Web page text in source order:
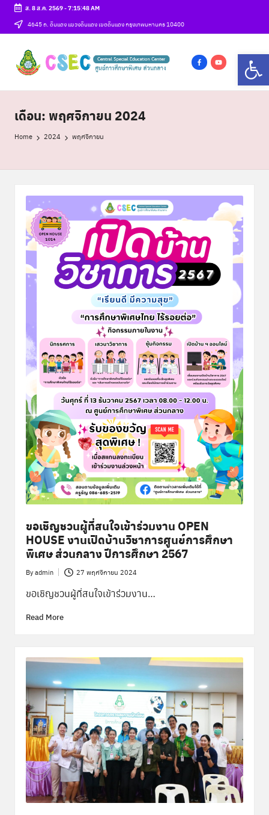
Skip
content
ส. 8 ส.ค. 2569-7:15:50 AM
4645 ถ. ดินแดง แขวงดินแดง เขตดินแดง กรุงเทพมหานคร 10400
ศู
น
ก
า
ร
ก
ษ
พิ
ษ
ส่
น
ก
csec
a
o
o
e
เดือน: พฤศจิกายน 2024
Home 2024 พฤศจิกายน
ขอเชิญชวนผู้ที่สนใจเข้าร่วมงาน OPEN
HOUSE งานเปิดบ้านวิชาการศูนย์การศึกษา
พิเศษ ส่วนกลาง ปีการศึกษา 2567
Posted
Byadmin 27 พฤศจิกายน 2024
ขอเชิญชวนผู้ที่สนใจเข้าร่วมงาน…
Read More